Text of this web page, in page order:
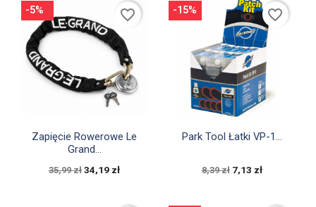
Szybki podgląd
Zapięcie Rowerowe Le
Grand...
35,99 zł 34,19 zł
-5% favorite_border
 Szybki podgląd
Park Tool Łatki VP-1...
8,39 zł 7,13 zł
-15% favorite_border